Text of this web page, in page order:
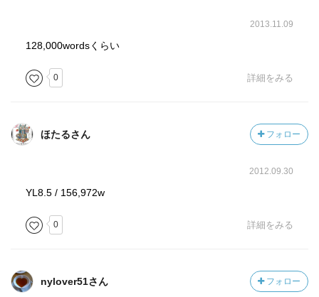
2013.11.09
128,000wordsくらい
0 詳細をみる
ほたるさん フォロー
2012.09.30
YL8.5 / 156,972w
0 詳細をみる
nylover51さん フォロー